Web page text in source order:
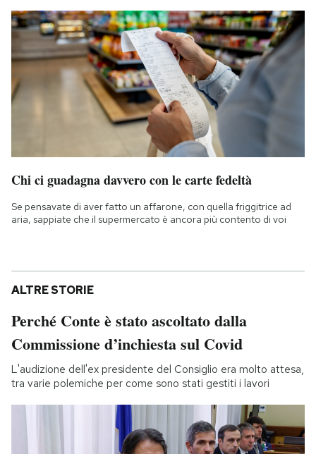
Chi ci guadagna davvero con le carte fedeltà
Se pensavate di aver fatto un affarone, con quella friggitrice ad
aria, sappiate che il supermercato è ancora più contento di voi
ALTRE STORIE
Perché Conte è stato ascoltato dalla
Commissione d’inchiesta sul Covid
L'audizione dell'ex presidente del Consiglio era molto attesa,
tra varie polemiche per come sono stati gestiti i lavori